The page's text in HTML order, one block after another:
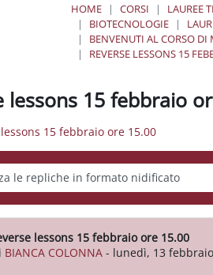
HOME CORSI LAUREE
BIOTECNOLOGIE
BENVENUTI AL CORSO
REVERSE LESSONS 15
lessons 15 febbraio
15 febbraio ore 15.00
lessons 15 febbraio ore 15.00
BIANCA COLONNA - lunedì, 13
di risposte: 0